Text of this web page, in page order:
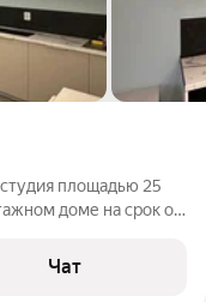
площадью 25
доме на срок от
Чат